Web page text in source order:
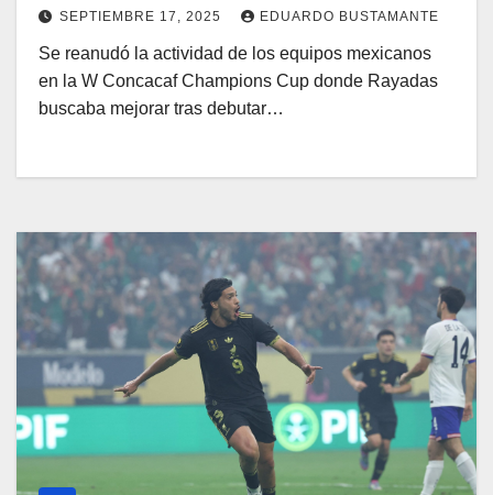
SEPTIEMBRE 17, 2025 EDUARDO BUSTAMANTE
Se reanudó la actividad de los equipos mexicanos
en la W Concacaf Champions Cup donde Rayadas
buscaba mejorar tras debutar…